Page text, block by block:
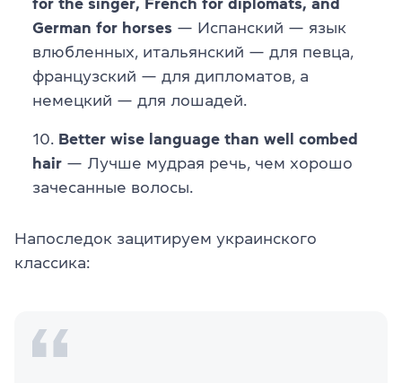
for the singer, French for diplomats, and
German for horses — Испанский — язык
влюбленных, итальянский — для певца,
французский — для дипломатов, а
немецкий — для лошадей.
Better wise language than well combed
hair — Лучше мудрая речь, чем хорошо
зачесанные волосы.
Напоследок зацитируем украинского
классика: